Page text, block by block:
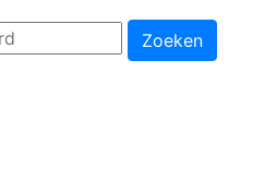
Zoeken